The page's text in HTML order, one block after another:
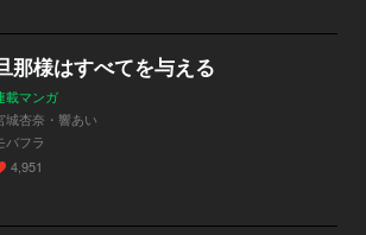
那様はすべてを与える
載マンガ
城杏奈・響あい
バフラ
4,951